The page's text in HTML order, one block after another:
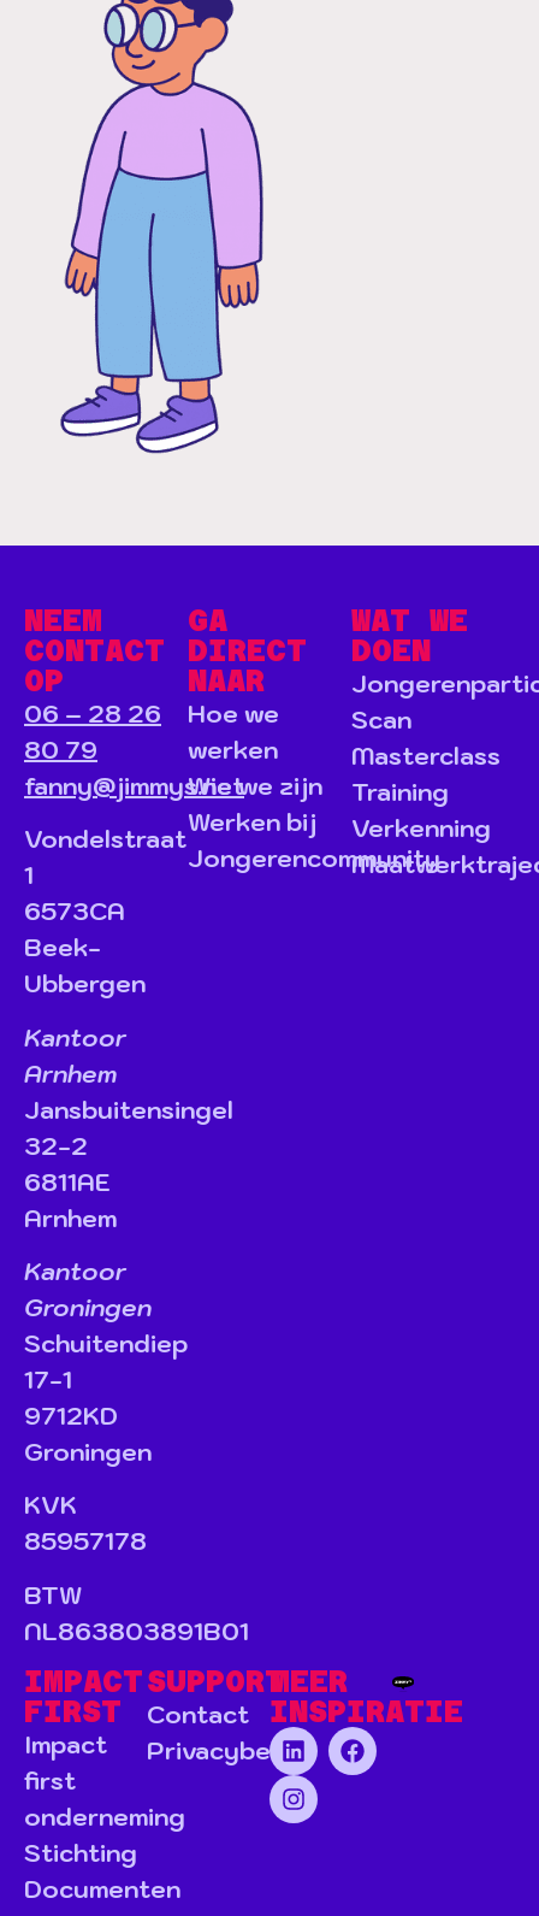
NEEM
CONTACT
OP
06 – 28 26
80 79
fanny@jimmys.net
Vondelstraat
1
6573CA
Beek-
Ubbergen
Kantoor
Arnhem
Jansbuitensingel
32-2
6811AE
Arnhem
Kantoor
Groningen
Schuitendiep
17-1
9712KD
Groningen
KVK
85957178
BTW
NL863803891B01
GA
DIRECT
NAAR
Hoe we
werken
Wie we zijn
Werken bij
Jongerencommunity
WAT WE
DOEN
Scan
Masterclass
Training
Verkenning
IMPACT
FIRST
Impact
first
onderneming
Stichting
Documenten
SUPPORT
Contact
Privacybeleid
MEER
INSPIRATIE